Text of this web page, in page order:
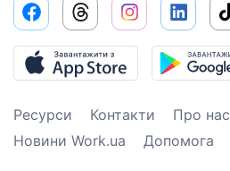
Ресурси Контакти Про нас
Новини Work.ua
Допомога